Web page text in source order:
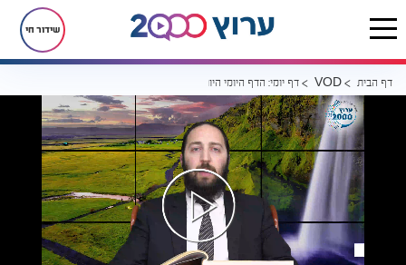
שידור חי
דף הבית VOD דף יומי: הדף היומי היום לצפיה - פסחים כא’ | הרב פנחס יוסף אקרב